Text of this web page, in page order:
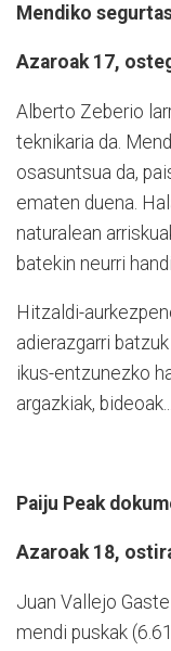
Mendiko
Azaroak 17,
Alberto Zeberio
teknikaria da.
osasuntsua da,
ematen duena.
naturalean
batekin neurri
Hitzaldi-
adierazgarri
ikus-entzunezko
argazkiak,
Paiju Peak
Azaroak 18,
Juan Vallejo
mendi puskak